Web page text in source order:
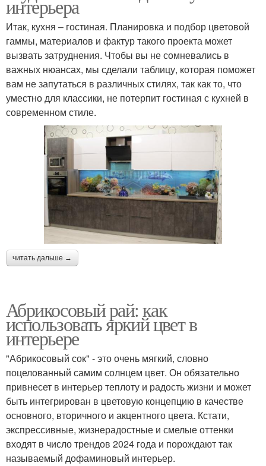
интерьера
Итак, кухня – гостиная. Планировка и подбор цветовой
гаммы, материалов и фактур такого проекта может
вызвать затруднения. Чтобы вы не сомневались в
важных нюансах, мы сделали таблицу, которая поможет
вам не запутаться в различных стилях, так как то, что
уместно для классики, не потерпит гостиная с кухней в
современном стиле.
читать дальше →
Абрикосовый рай: как
использовать яркий цвет в
интерьере
"Абрикосовый сок" - это очень мягкий, словно
поцелованный самим солнцем цвет. Он обязательно
привнесет в интерьер теплоту и радость жизни и может
быть интегрирован в цветовую концепцию в качестве
основного, вторичного и акцентного цвета. Кстати,
экспрессивные, жизнерадостные и смелые оттенки
входят в число трендов 2024 года и порождают так
называемый дофаминовый интерьер.